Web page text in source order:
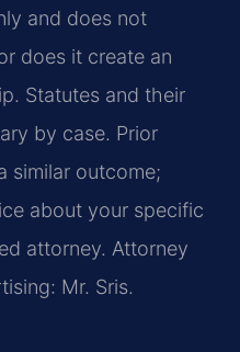
and does not
does it create an
Statutes and their
by case. Prior
similar outcome;
about your specific
attorney. Attorney
Mr. Sris.